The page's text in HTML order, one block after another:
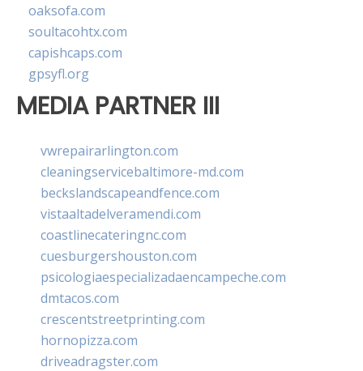
oaksofa.com
soultacohtx.com
capishcaps.com
gpsyfl.org
MEDIA PARTNER III
vwrepairarlington.com
cleaningservicebaltimore-md.com
beckslandscapeandfence.com
vistaaltadelveramendi.com
coastlinecateringnc.com
cuesburgershouston.com
psicologiaespecializadaencampeche.com
dmtacos.com
crescentstreetprinting.com
hornopizza.com
driveadragster.com